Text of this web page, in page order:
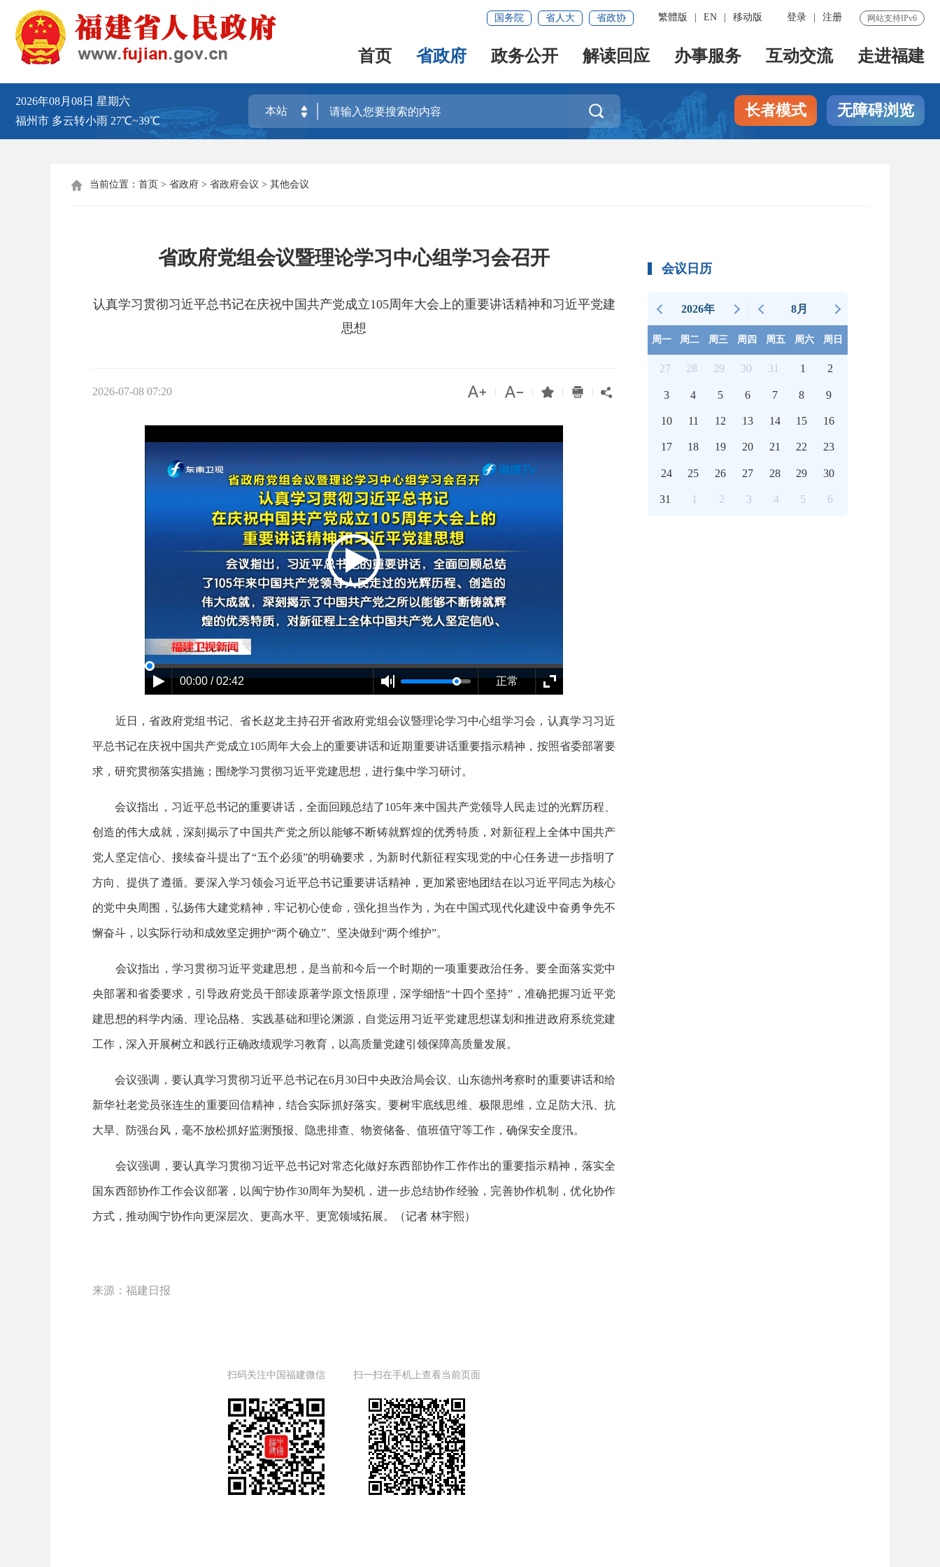
网站支持IPv6
登录 注册
繁體版 EN 移动版
国务院 省人大 省政协
首页 省政府 政务公开 解读回应 办事服务 互动交流 走进福建
2026年08月08日 星期六
福州市 多云转小雨 27℃~39℃
 长者模式 无障碍浏览
 当前位置： 首页 > 省政府 > 省政府会议 > 其他会议
省政府党组会议暨理论学习中心组学习会召开
认真学习贯彻习近平总书记在庆祝中国共产党成立105周年大会上的重要讲话精神和习近平党建
思想
2026-07-08 07:20     
00:00 / 02:42 正常
近日，省政府党组书记、省长赵龙主持召开省政府党组会议暨理论学习中心组学习会，认真学习习近
平总书记在庆祝中国共产党成立105周年大会上的重要讲话和近期重要讲话重要指示精神，按照省委部署要
求，研究贯彻落实措施；围绕学习贯彻习近平党建思想，进行集中学习研讨。
会议指出，习近平总书记的重要讲话，全面回顾总结了105年来中国共产党领导人民走过的光辉历程、
创造的伟大成就，深刻揭示了中国共产党之所以能够不断铸就辉煌的优秀特质，对新征程上全体中国共产
党人坚定信心、接续奋斗提出了“五个必须”的明确要求，为新时代新征程实现党的中心任务进一步指明了
方向、提供了遵循。要深入学习领会习近平总书记重要讲话精神，更加紧密地团结在以习近平同志为核心
的党中央周围，弘扬伟大建党精神，牢记初心使命，强化担当作为，为在中国式现代化建设中奋勇争先不
懈奋斗，以实际行动和成效坚定拥护“两个确立”、坚决做到“两个维护”。
会议指出，学习贯彻习近平党建思想，是当前和今后一个时期的一项重要政治任务。要全面落实党中
央部署和省委要求，引导政府党员干部读原著学原文悟原理，深学细悟“十四个坚持”，准确把握习近平党
建思想的科学内涵、理论品格、实践基础和理论渊源，自觉运用习近平党建思想谋划和推进政府系统党建
工作，深入开展树立和践行正确政绩观学习教育，以高质量党建引领保障高质量发展。
会议强调，要认真学习贯彻习近平总书记在6月30日中央政治局会议、山东德州考察时的重要讲话和给
新华社老党员张连生的重要回信精神，结合实际抓好落实。要树牢底线思维、极限思维，立足防大汛、抗
大旱、防强台风，毫不放松抓好监测预报、隐患排查、物资储备、值班值守等工作，确保安全度汛。
会议强调，要认真学习贯彻习近平总书记对常态化做好东西部协作工作作出的重要指示精神，落实全
国东西部协作工作会议部署，以闽宁协作30周年为契机，进一步总结协作经验，完善协作机制，优化协作
方式，推动闽宁协作向更深层次、更高水平、更宽领域拓展。 （记者 林宇熙）
来源：福建日报
扫码关注中国福建微信 扫一扫在手机上查看当前页面
会议日历
2026年 8月
周一 周二 周三 周四 周五 周六 周日
27 28 29 30 31 1 2
3 4 5 6 7 8 9
10 11 12 13 14 15 16
17 18 19 20 21 22 23
24 25 26 27 28 29 30
31 1 2 3 4 5 6